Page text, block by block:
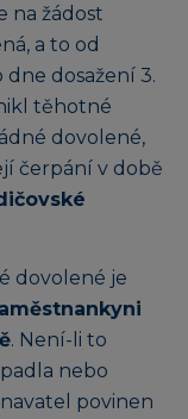
na žádost
a to od
dosažení 3.
těhotné
dovolené,
čerpání v době
dovolené je
. Není-li to
nebo
povinen